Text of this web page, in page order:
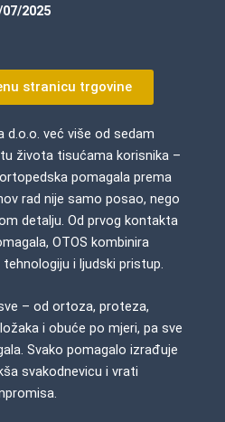
07/2025
stranicu trgovine
d.o.o. već više od sedam
života tisućama korisnika –
pomagala prema
rad nije samo posao, nego
detalju. Od prvog kontakta
OTOS kombinira
i ljudski pristup.
– od ortoza, proteza,
i obuće po mjeri, pa sve
Svako pomagalo izrađuje
svakodnevicu i vrati